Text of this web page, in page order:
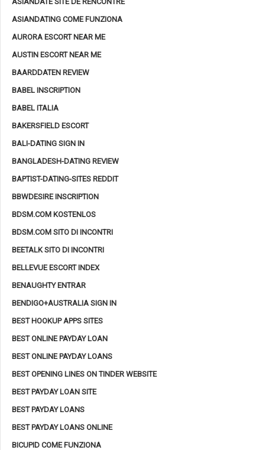
ASIANDATING COME FUNZIONA
AURORA ESCORT NEAR ME
AUSTIN ESCORT NEAR ME
BAARDDATEN REVIEW
BABEL INSCRIPTION
BABEL ITALIA
BAKERSFIELD ESCORT
BALI-DATING SIGN IN
BANGLADESH-DATING REVIEW
BAPTIST-DATING-SITES REDDIT
BBWDESIRE INSCRIPTION
BDSM.COM KOSTENLOS
BDSM.COM SITO DI INCONTRI
BEETALK SITO DI INCONTRI
BELLEVUE ESCORT INDEX
BENAUGHTY ENTRAR
BENDIGO+AUSTRALIA SIGN IN
BEST HOOKUP APPS SITES
BEST ONLINE PAYDAY LOAN
BEST ONLINE PAYDAY LOANS
BEST OPENING LINES ON TINDER WEBSITE
BEST PAYDAY LOAN SITE
BEST PAYDAY LOANS
BEST PAYDAY LOANS ONLINE
BICUPID COME FUNZIONA